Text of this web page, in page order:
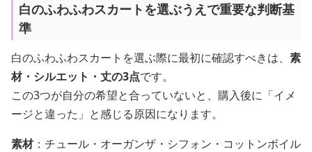
白のふわふわスカートを選ぶうえで重要な判断基
準
白のふわふわスカートを選ぶ際に最初に確認すべきは、 素
材・シルエット・丈の3点です。
この3つが自分の希望と合っていないと、購入後に「イメ
ージと違った」と感じる原因になります。
素材：チュール・オーガンザ・シフォン・コットンボイル